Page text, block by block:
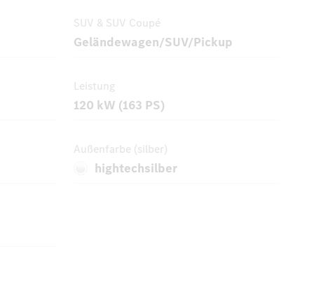
SUV & SUV Coupé
Geländewagen/SUV/Pickup
Leistung
120 kW (163 PS)
Außenfarbe (silber)
hightechsilber